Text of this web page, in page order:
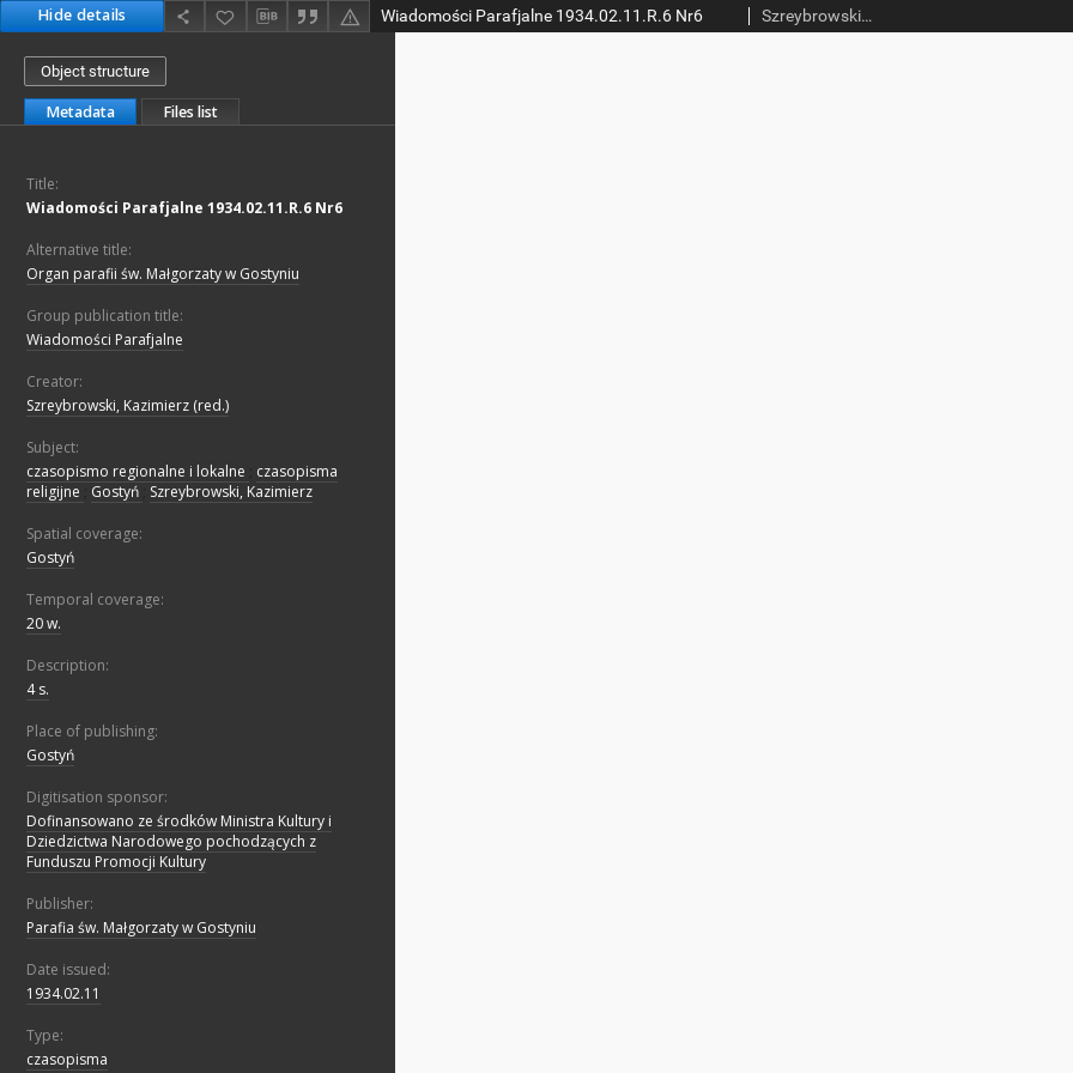
Hide details Wiadomości Parafjalne 1934.02.11.R.6 Nr6 Szreybrowski, Kazimierz (red.)
Object structure
Metadata Files list
Title:
Wiadomości Parafjalne 1934.02.11.R.6 Nr6
Alternative title:
Organ parafii św. Małgorzaty w Gostyniu
Group publication title:
Wiadomości Parafjalne
Creator:
Szreybrowski, Kazimierz (red.)
Subject:
czasopismo regionalne i lokalne
czasopisma
religijne
Gostyń Szreybrowski, Kazimierz
Spatial coverage:
Gostyń
Temporal coverage:
20 w.
Description:
4 s.
Place of publishing:
Gostyń
Digitisation sponsor:
Dofinansowano ze środków Ministra Kultury i
Dziedzictwa Narodowego pochodzących z
Funduszu Promocji Kultury
Publisher:
Parafia św. Małgorzaty w Gostyniu
Date issued:
1934.02.11
Type:
czasopisma